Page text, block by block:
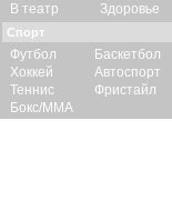
В театр
Здоровье
Спорт
Футбол
Хоккей
Теннис
Бокс/ММА
Баскетбол
Автоспорт
Фристайл